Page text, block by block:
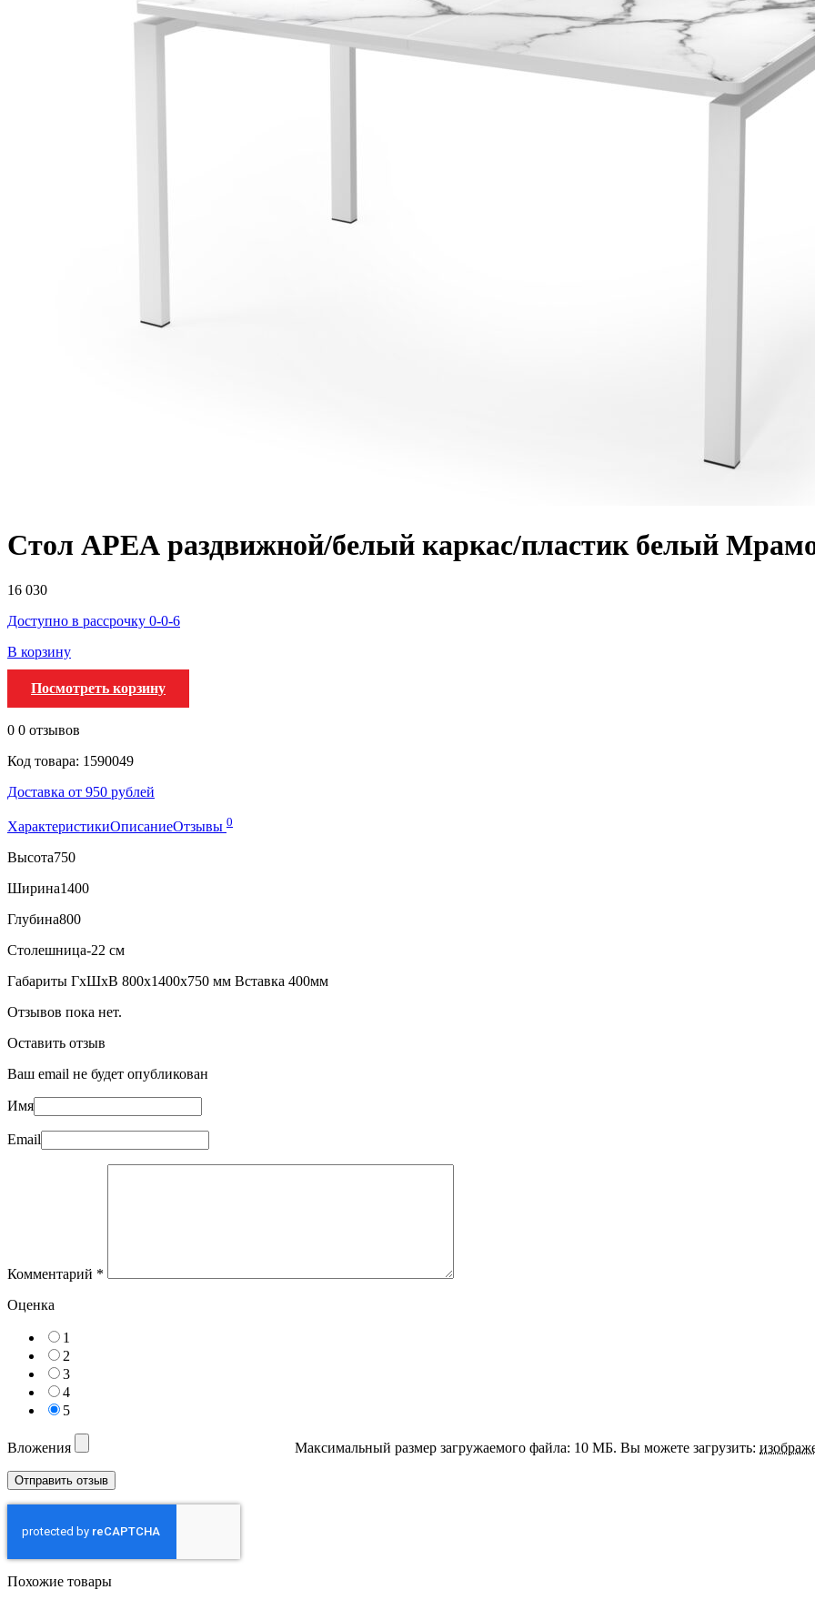
Стол АРЕА раздвижной/белый каркас/пластик белый
16 030
Доступно в рассрочку 0-0-6
В корзину
Посмотреть корзину
0 0 отзывов
Код товара: 1590049
Доставка от 950 рублей
ХарактеристикиОписаниеОтзывы 0
Высота750
Ширина1400
Глубина800
Столешница-22 см
Габариты ГхШхВ 800х1400х750 мм Вставка 400мм
Отзывов пока нет.
Оставить отзыв
Ваш email не будет опубликован
Имя
Email
Комментарий *
Оценка
1
2
3
4
5
Вложения Максимальный размер загружаемого файла: 10 МБ. Вы можете загрузить:
Похожие товары